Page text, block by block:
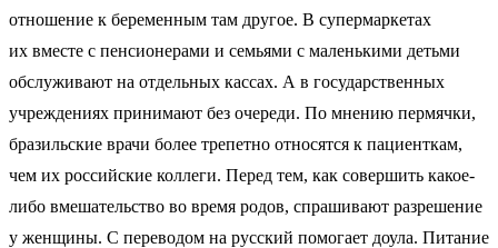
отношение к беременным там другое. В супермаркетах
их вместе с пенсионерами и семьями с маленькими детьми
обслуживают на отдельных кассах. А в государственных
учреждениях принимают без очереди. По мнению пермячки,
бразильские врачи более трепетно относятся к пациенткам,
чем их российские коллеги. Перед тем, как совершить какое-
либо вмешательство во время родов, спрашивают разрешение
у женщины. С переводом на русский помогает доула. Питание